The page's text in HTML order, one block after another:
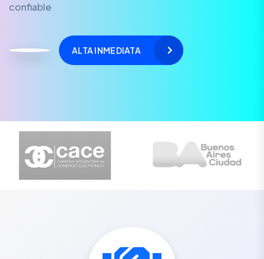
confiable
ALTA INMEDIATA